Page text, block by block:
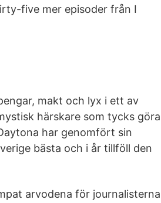
five mer episoder från I
makt och lyx i ett av
härskare som tycks göra
har genomfört sin
bästa och i år tillföll den
arvodena för journalisterna